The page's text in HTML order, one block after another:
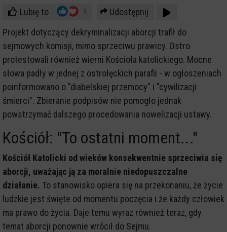
Lubię to 3
Udostępnij
Projekt dotyczący dekryminalizacji aborcji trafił do
sejmowych komisji, mimo sprzeciwu prawicy. Ostro
protestowali również wierni Kościoła katolickiego. Mocne
słowa padły w jednej z ostrołęckich parafii - w ogłoszeniach
poinformowano o "diabelskiej przemocy" i "cywilizacji
śmierci". Zbieranie podpisów nie pomogło jednak
powstrzymać dalszego procedowania nowelizacji ustawy.
Kościół: "To ostatni moment..."
Kościół Katolicki od wieków konsekwentnie sprzeciwia się
aborcji, uważając ją za moralnie niedopuszczalne
działanie. To stanowisko opiera się na przekonaniu, że życie
ludzkie jest święte od momentu poczęcia i że każdy człowiek
ma prawo do życia. Daje temu wyraz również teraz, gdy
temat aborcji ponownie wrócił do Sejmu.